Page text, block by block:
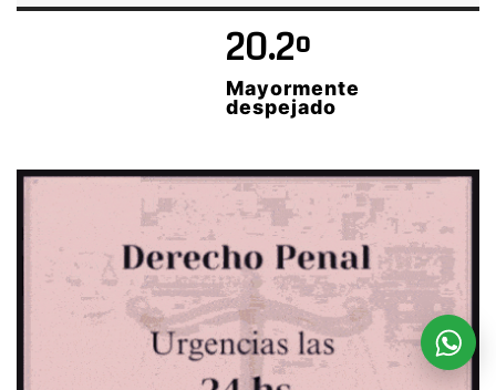
20.2º
Mayormente
despejado